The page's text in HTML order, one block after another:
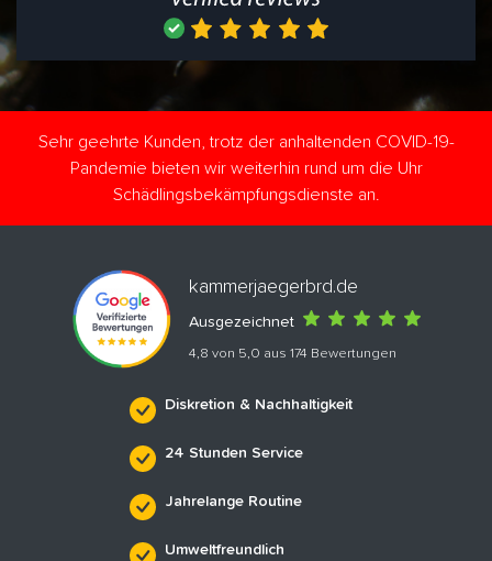
Sehr geehrte Kunden, trotz der anhaltenden COVID-19-
Pandemie bieten wir weiterhin rund um die Uhr
Schädlingsbekämpfungsdienste an.
kammerjaegerbrd.de
Ausgezeichnet
4,8 von 5,0 aus 174 Bewertungen
Diskretion & Nachhaltigkeit
24 Stunden Service
Jahrelange Routine
Umweltfreundlich